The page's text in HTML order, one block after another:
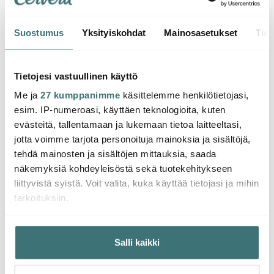
Suostumus Yksityiskohdat Mainosasetukset
Tietojesi vastuullinen käyttö
Me ja 27 kumppanimme käsittelemme henkilötietojasi,
esim. IP-numeroasi, käyttäen teknologioita, kuten
evästeitä, tallentamaan ja lukemaan tietoa laitteeltasi,
jotta voimme tarjota personoituja mainoksia ja sisältöjä,
tehdä mainosten ja sisältöjen mittauksia, saada
näkemyksiä kohdeyleisöstä sekä tuotekehitykseen
liittyvistä syistä. Voit valita, kuka käyttää tietojasi ja mihin
tarkoituksiin.
Jos sallit, haluamme myös tehdä seuraavia:
Kerätä tietoja maantieteellisestä sijainnistasi,
mahdollisesti muutaman metrin tarkkuudella
Salli kaikki
Global
Leipäveitsi
79.04 € 113.00 €
Saatavilla
Fileerausveitsi 18 cm
74.25 € 123.00 €
Saatavilla
Saatat pitää myös näistä